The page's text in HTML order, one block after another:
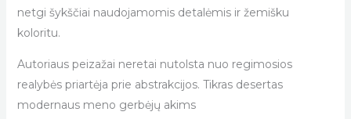
netgi šykščiai naudojamomis detalėmis ir žemišku
koloritu.
Autoriaus peizažai neretai nutolsta nuo regimosios
realybės priartėja prie abstrakcijos. Tikras desertas
modernaus meno gerbėjų akims